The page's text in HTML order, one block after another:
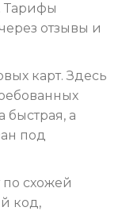
Тарифы
отзывы и
карт. Здесь
быстрая, а
под
схожей
код,